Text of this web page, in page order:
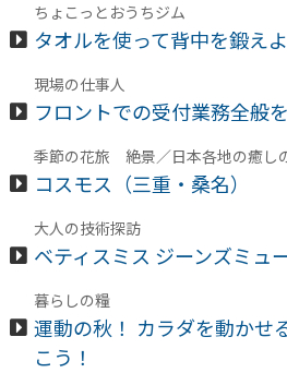
ちょこっとおうちジム
タオルを使って背中を鍛えよ
現場の仕事人
フロントでの受付業務全般
季節の花旅 絶景／日本各地の癒し
コスモス（三重・桑名）
大人の技術探訪
ベティスミス ジーンズミュ
暮らしの糧
運動の秋！ カラダを動かせ
こう！